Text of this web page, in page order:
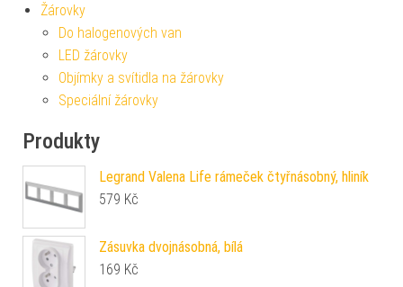
Žárovky
Do halogenových van
LED žárovky
Objímky a svítidla na žárovky
Speciální žárovky
Produkty
Legrand Valena Life rámeček čtyřnásobný, hliník
579 Kč
Zásuvka dvojnásobná, bílá
169 Kč